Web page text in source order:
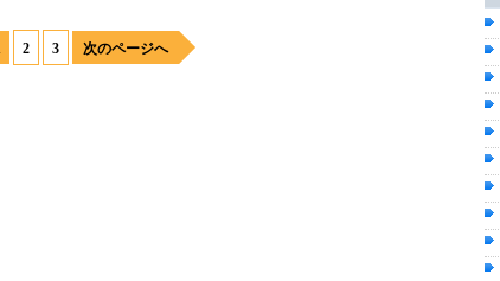
2 3 次のページへ